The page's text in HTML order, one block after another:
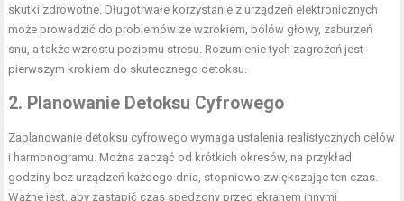
skutki zdrowotne. Długotrwałe korzystanie z urządzeń elektronicznych
może prowadzić do problemów ze wzrokiem, bólów głowy, zaburzeń
snu, a także wzrostu poziomu stresu. Rozumienie tych zagrożeń jest
pierwszym krokiem do skutecznego detoksu.
2. Planowanie Detoksu Cyfrowego
Zaplanowanie detoksu cyfrowego wymaga ustalenia realistycznych celów
i harmonogramu. Można zacząć od krótkich okresów, na przykład
godziny bez urządzeń każdego dnia, stopniowo zwiększając ten czas.
Ważne jest, aby zastąpić czas spędzony przed ekranem innymi